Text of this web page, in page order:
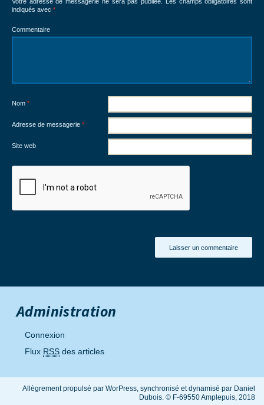
indiqués avec *
Commentaire
Nom *
Adresse de messagerie *
Site web
Administration
Connexion
Flux RSS des articles
Allègrement propulsé par WorPress, synchronisé et dynamisé par Daniel
Dubois. © F-69550 Amplepuis, 2018